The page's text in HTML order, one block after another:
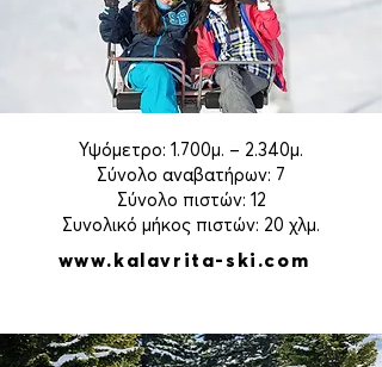
Υψόμετρο: 1.700μ. – 2.340μ.
Σύνολο αναβατήρων: 7
Σύνολο πιστών: 12
Συνολικό μήκος πιστών: 20 χλμ.
www.kalavrita-ski.com